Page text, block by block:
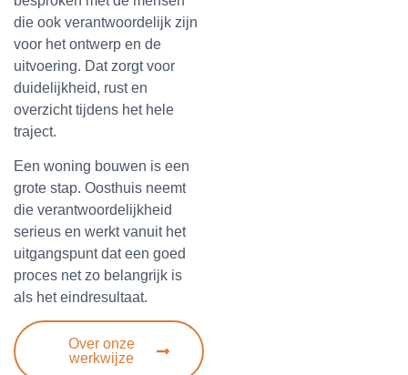
die ook verantwoordelijk zijn
voor het ontwerp en de
uitvoering. Dat zorgt voor
duidelijkheid, rust en
overzicht tijdens het hele
traject.
Een woning bouwen is een
grote stap. Oosthuis neemt
die verantwoordelijkheid
serieus en werkt vanuit het
uitgangspunt dat een goed
proces net zo belangrijk is
als het eindresultaat.
Over onze
werkwijze